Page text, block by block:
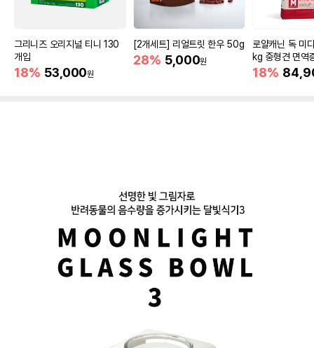
그리니즈 오리지널 티니 130
개입
18% 53,000원
[2개세트] 리얼트릿 한우 50g
28% 5,000원
로얄캐닌 독 미
kg 중형견 면역
18%